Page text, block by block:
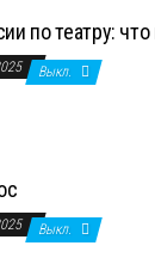
по театру:
Выкл.
Выкл.